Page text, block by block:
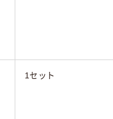
1セット